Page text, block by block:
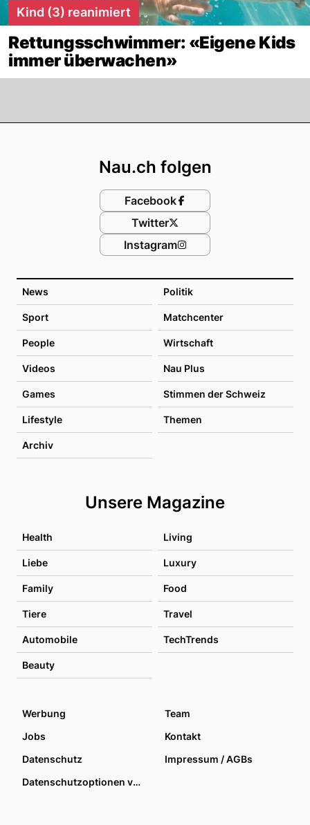
Kind (3) reanimiert
Rettungsschwimmer: «Eigene Kids
immer überwachen»
News Politik
Sport Matchcenter
People Wirtschaft
Videos Nau Plus
Games Stimmen der Schweiz
Lifestyle Themen
Archiv
Unsere Magazine
Health Living
Liebe Luxury
Family Food
Tiere Travel
Automobile TechTrends
Beauty
Nau.ch folgen
Facebook
Twitter
Instagram
Werbung
Team
Jobs
Kontakt
Datenschutz
Impressum / AGBs
Datenschutzoptionen verwalten